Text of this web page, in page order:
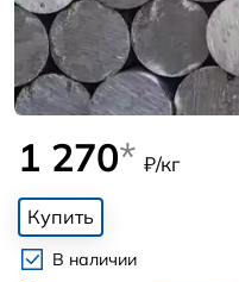
1 270* ₽/кг
Купить
В наличии